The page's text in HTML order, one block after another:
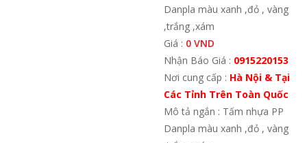
Danpla màu xanh ,đỏ , vàng
,trắng ,xám
Giá : 0 VND
Nhận Báo Giá : 0915220153
Nơi cung cấp : Hà Nội & Tại
Các Tỉnh Trên Toàn Quốc
Mô tả ngắn : Tấm nhựa PP
Danpla màu xanh ,đỏ , vàng